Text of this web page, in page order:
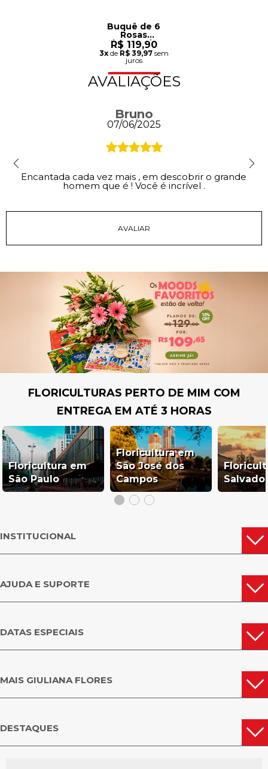
Buquê de 6
Rosas
Champanhe
R$ 119,90
3xde R$ 39,97sem
juros
AVALIAÇÕES
Bruno
07/06/2025
Encantada cada vez mais , em descobrir o grande
homem que é ! Você é incrível .
FLORICULTURAS PERTO DE MIM COM
ENTREGA EM ATÉ 3 HORAS
Floricultura em
São Paulo
Floricultura em
São José dos
Campos
INSTITUCIONAL
AJUDA E SUPORTE
DATAS ESPECIAIS
MAIS GIULIANA FLORES
DESTAQUES